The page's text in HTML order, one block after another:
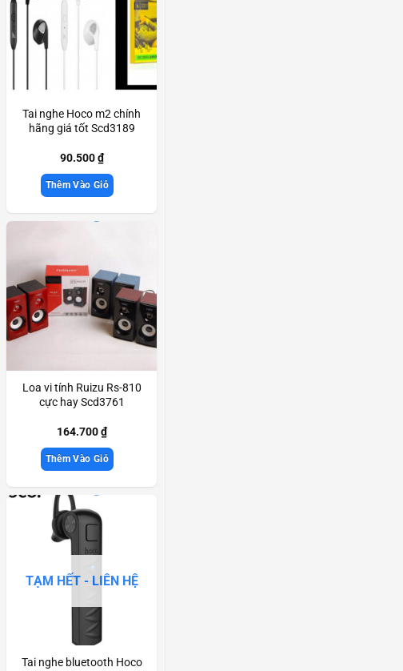
Tai nghe Hoco m2 chính
hãng giá tốt Scd3189
90.500₫
Thêm Vào Giỏ
Loa vi tính Ruizu Rs-810
cực hay Scd3761
164.700₫
Thêm Vào Giỏ
TẠM HẾT - LIÊN HỆ
Tai nghe bluetooth Hoco